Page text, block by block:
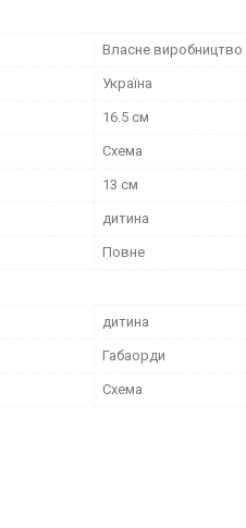
Власне виробництво
Україна
16.5 см
Схема
13 см
дитина
Повне
дитина
Габаорди
Схема